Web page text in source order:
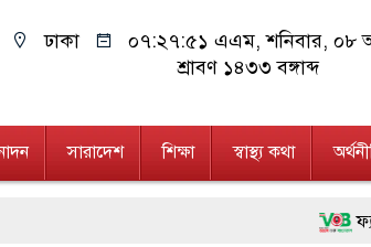
ঢাকা ০৭:২৭:৫২ এএম, শনিবার, ০৮
শ্রাবণ ১৪৩৩ বঙ্গাব্দ
সারাদেশ শিক্ষা স্বাস্থ্য কথা